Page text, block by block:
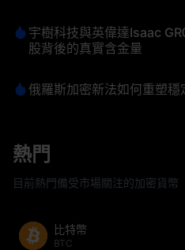
宇樹科技與英偉達Isaac
股背後的真實含金量
俄羅斯加密新法如何重塑
熱門
目前熱門備受市場關注的加密貨幣
比特幣
BTC